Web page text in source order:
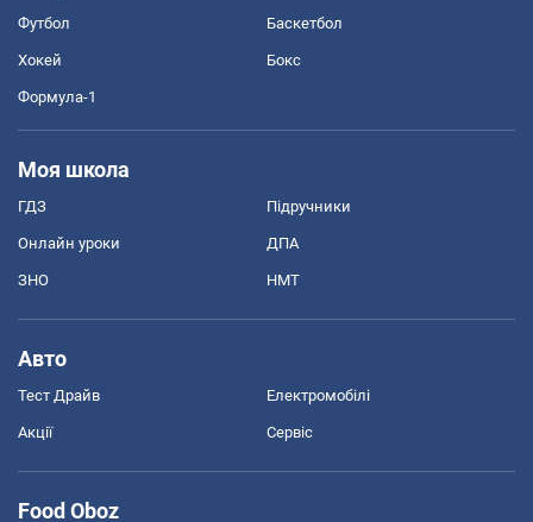
Футбол Баскетбол
Хокей Бокс
Формула-1
Моя школа
ГДЗ Підручники
Онлайн уроки ДПА
ЗНО НМТ
Авто
Тест Драйв Електромобілі
Акції Сервіс
Food Oboz